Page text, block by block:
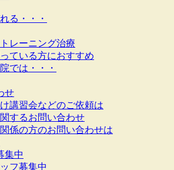
る・・・
レーニング治療
ている方におすすめ
では・・・
せ
講習会などのご依頼は
するお問い合わせ
係の方のお問い合わせは
集中
フ募集中